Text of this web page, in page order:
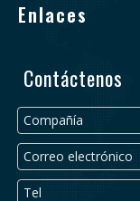
Enlaces
Contáctenos